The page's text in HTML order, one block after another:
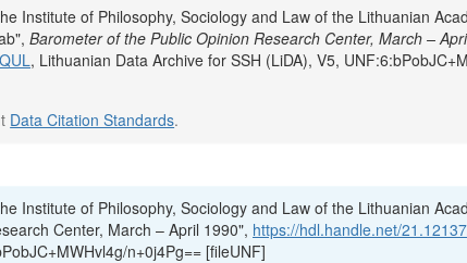
Institute of Philosophy, Sociology and Law of the Lithuanian
Barometer of the Public Opinion Research Center, March –
, Lithuanian Data Archive for SSH (LiDA), V5,
Data Citation Standards.
Institute of Philosophy, Sociology and Law of the Lithuanian
Center, March – April 1990", https://hdl.handle.net/
n+0j4Pg== [fileUNF]